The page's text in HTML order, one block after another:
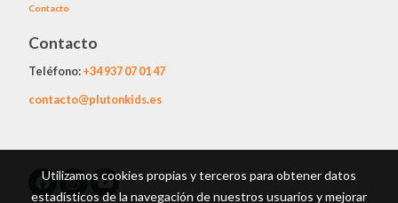
Contacto
Contacto
Teléfono:+34937 07 01 47
contacto@plutonkids.es
Utilizamos cookies propias y terceros para obtener datos
estadísticos de la navegación de nuestros usuarios y mejorar